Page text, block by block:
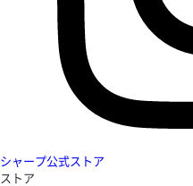
シャープ公式ストア
ストア